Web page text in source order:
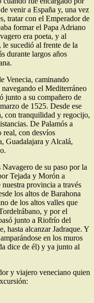
venir a España y, una vez
tratar con el Emperador de
formar el Papa Adriano
era poeta, y al
sucedió al frente de la
durante largos años
Venecia, caminando
el Mediterráneo
junto a su compañero de
de 1525. Desde ese
con tranquilidad y regocijo,
De Palamós a
real, con desvíos
Guadalajara y Alcalá,
de su paso por la
Tejada y Morón a
provincia a través
los altos de Barahona
de los altos valles que
y por el
junto a Riofrío del
hasta alcanzar Jadraque. Y
en los muros
dice de él) y ya junto al
y viajero veneciano quien